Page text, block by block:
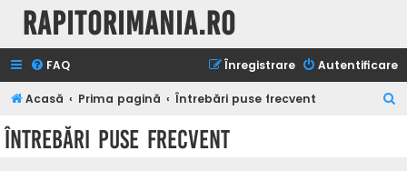
Rapitorimania.ro
FAQ Autentificare
Înregistrare
Acasă Prima pagină Întrebări puse frecvent
Întrebări puse frecvent